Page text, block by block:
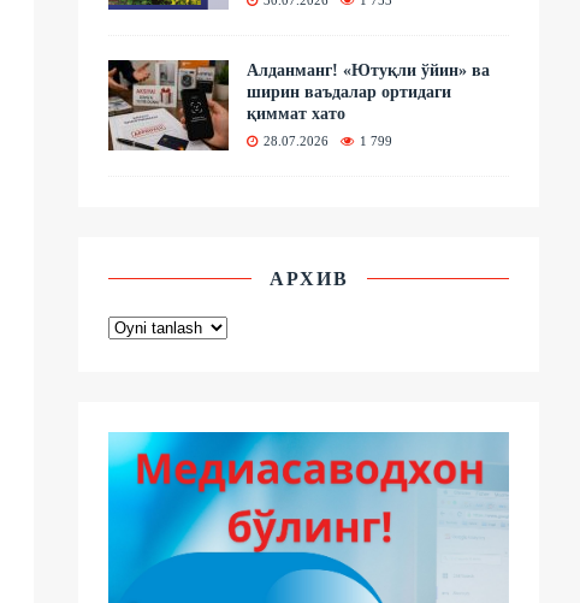
Алданманг! «Ютуқли ўйин» ва
ширин ваъдалар ортидаги
қиммат хато
28.07.2026 1 799
АРХИВ